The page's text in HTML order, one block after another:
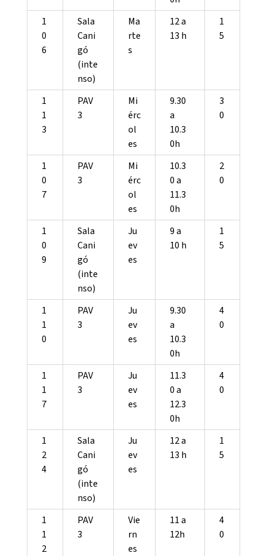
1
0
6
Sala
Cani
gó
(inte
nso)
Ma
rte
s
12 a
13 h
1
5
1
1
3
PAV
3
Mi
érc
ol
es
9.30
a
10.3
0h
3
0
1
0
7
PAV
3
Mi
érc
ol
es
10.3
0 a
11.3
0h
2
0
1
0
9
Sala
Cani
gó
(inte
nso)
Ju
ev
es
9 a
10 h
1
5
1
1
0
PAV
3
Ju
ev
es
9.30
a
10.3
0h
4
0
1
1
7
PAV
3
Ju
ev
es
11.3
0 a
12.3
0h
4
0
1
2
4
Sala
Cani
gó
(inte
nso)
Ju
ev
es
12 a
13 h
1
5
1
1
2
PAV
3
Vie
rn
es
11 a
12h
4
0